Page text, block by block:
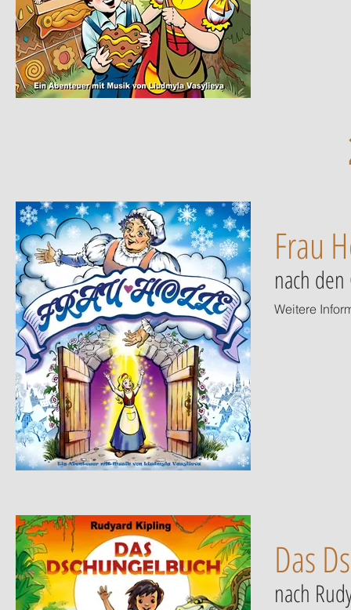
Frau
nach
Weitere
Das
nach